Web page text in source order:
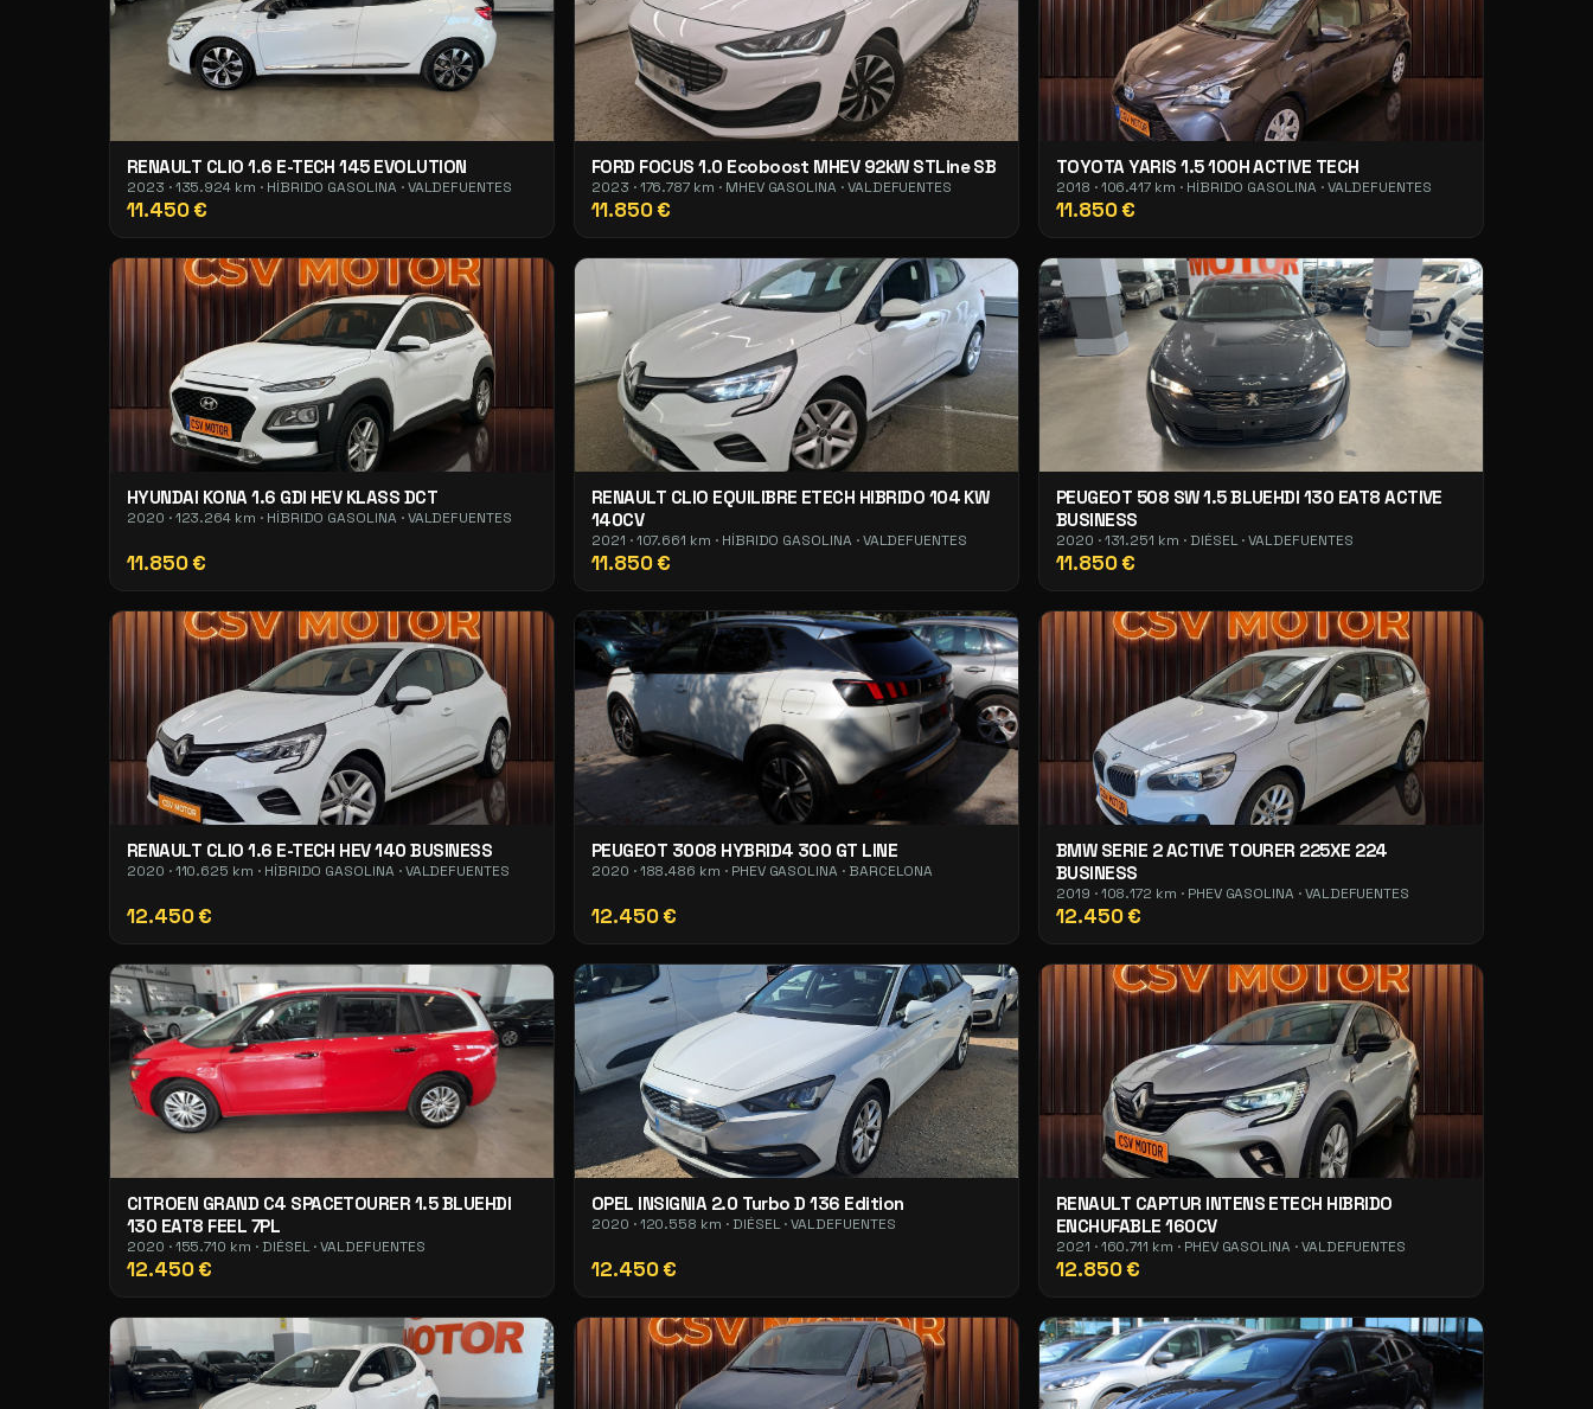
RENAULT CLIO 1.6 E-TECH 145 EVOLUTION
2023 · 135.924 km · HÍBRIDO GASOLINA · VALDEFUENTES
11.450 €
FORD FOCUS 1.0 Ecoboost MHEV 92kW STLine SB
2023 · 176.787 km · MHEV GASOLINA · VALDEFUENTES
11.850 €
TOYOTA YARIS 1.5 100H ACTIVE TECH
2018 · 106.417 km · HÍBRIDO GASOLINA · VALDEFUENTES
11.850 €
HYUNDAI KONA 1.6 GDI HEV KLASS DCT
2020 · 123.264 km · HÍBRIDO GASOLINA · VALDEFUENTES
11.850 €
RENAULT CLIO EQUILIBRE ETECH HIBRIDO 104 KW
140CV
2021 · 107.661 km · HÍBRIDO GASOLINA · VALDEFUENTES
11.850 €
PEUGEOT 508 SW 1.5 BLUEHDI 130 EAT8 ACTIVE
BUSINESS
2020 · 131.251 km · DIÉSEL · VALDEFUENTES
11.850 €
RENAULT CLIO 1.6 E-TECH HEV 140 BUSINESS
2020 · 110.625 km · HÍBRIDO GASOLINA · VALDEFUENTES
12.450 €
PEUGEOT 3008 HYBRID4 300 GT LINE
2020 · 188.486 km · PHEV GASOLINA · BARCELONA
12.450 €
BMW SERIE 2 ACTIVE TOURER 225XE 224
BUSINESS
2019 · 108.172 km · PHEV GASOLINA · VALDEFUENTES
12.450 €
CITROEN GRAND C4 SPACETOURER 1.5 BLUEHDI
130 EAT8 FEEL 7PL
2020 · 155.710 km · DIÉSEL · VALDEFUENTES
12.450 €
OPEL INSIGNIA 2.0 Turbo D 136 Edition
2020 · 120.558 km · DIÉSEL · VALDEFUENTES
12.450 €
RENAULT CAPTUR INTENS ETECH HIBRIDO
ENCHUFABLE 160CV
2021 · 160.711 km · PHEV GASOLINA · VALDEFUENTES
12.850 €